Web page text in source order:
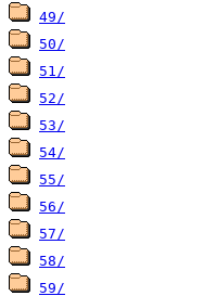
49/
50/
51/
52/
53/
54/
55/
56/
57/
58/
59/